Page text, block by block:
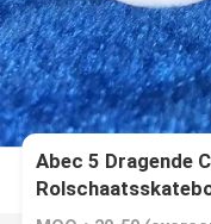
Abec 5 Dragende